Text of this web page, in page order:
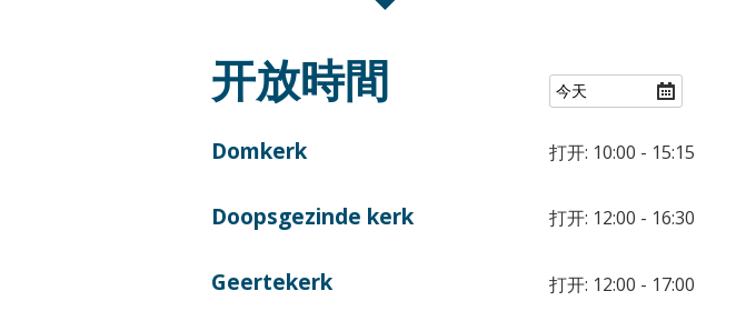
开放時間
Domkerk 打开: 10:00 - 15:15
Doopsgezinde kerk 打开: 12:00 - 16:30
Geertekerk 打开: 12:00 - 17:00